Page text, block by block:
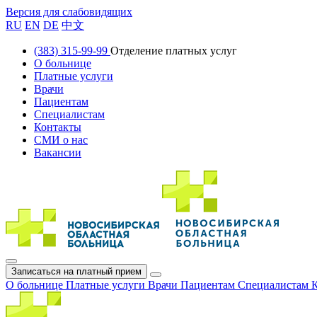
Версия для слабовидящих
RU EN DE 中文
(383) 315-99-99 Отделение платных услуг
О больнице
Платные услуги
Врачи
Пациентам
Специалистам
Контакты
СМИ о нас
Вакансии
Записаться на платный прием
О больнице Платные услуги Врачи Пациентам Специалистам